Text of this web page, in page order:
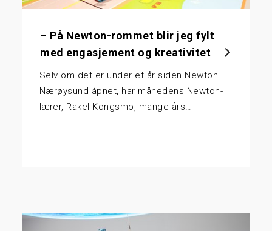
– På Newton-rommet blir jeg fylt
med engasjement og kreativitet
Selv om det er under et år siden Newton
Nærøysund åpnet, har månedens Newton-
lærer, Rakel Kongsmo, mange års…